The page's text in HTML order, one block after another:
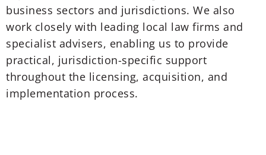
business sectors and jurisdictions. We also
work closely with leading local law firms and
specialist advisers, enabling us to provide
practical, jurisdiction-specific support
throughout the licensing, acquisition, and
implementation process.